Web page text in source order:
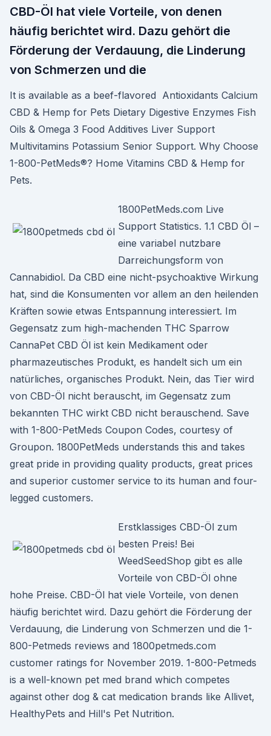
CBD-Öl hat viele Vorteile, von denen
häufig berichtet wird. Dazu gehört die
Förderung der Verdauung, die Linderung
von Schmerzen und die
It is available as a beef-flavored Antioxidants Calcium
CBD & Hemp for Pets Dietary Digestive Enzymes Fish
Oils & Omega 3 Food Additives Liver Support
Multivitamins Potassium Senior Support. Why Choose
1-800-PetMeds®? Home Vitamins CBD & Hemp for
Pets.
1800PetMeds.com Live
Support Statistics. 1.1 CBD Öl –
eine variabel nutzbare
Darreichungsform von
Cannabidiol. Da CBD eine nicht-psychoaktive Wirkung
hat, sind die Konsumenten vor allem an den heilenden
Kräften sowie etwas Entspannung interessiert. Im
Gegensatz zum high-machenden THC Sparrow
CannaPet CBD Öl ist kein Medikament oder
pharmazeutisches Produkt, es handelt sich um ein
natürliches, organisches Produkt. Nein, das Tier wird
von CBD-Öl nicht berauscht, im Gegensatz zum
bekannten THC wirkt CBD nicht berauschend. Save
with 1-800-PetMeds Coupon Codes, courtesy of
Groupon. 1800PetMeds understands this and takes
great pride in providing quality products, great prices
and superior customer service to its human and four-
legged customers.
Erstklassiges CBD-Öl zum
besten Preis! Bei
WeedSeedShop gibt es alle
Vorteile von CBD-Öl ohne
hohe Preise. CBD-Öl hat viele Vorteile, von denen
häufig berichtet wird. Dazu gehört die Förderung der
Verdauung, die Linderung von Schmerzen und die 1-
800-Petmeds reviews and 1800petmeds.com
customer ratings for November 2019. 1-800-Petmeds
is a well-known pet med brand which competes
against other dog & cat medication brands like Allivet,
HealthyPets and Hill's Pet Nutrition.